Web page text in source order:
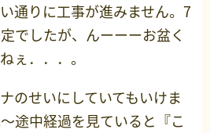
通りに工事が進みません。7
でしたが、んーーーお盆く
ぇ．．．。
のせいにしていてもいけま
途中経過を見ていると『こ